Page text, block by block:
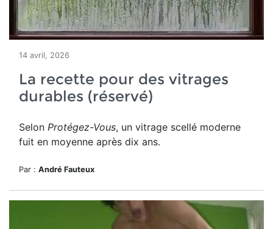
14 avril, 2026
La recette pour des vitrages
durables (réservé)
Selon Protégez-Vous, un vitrage scellé moderne
fuit en moyenne après dix ans.
Par : André Fauteux